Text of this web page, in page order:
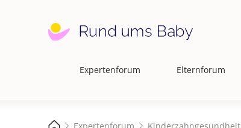
Hauptnavigation
Expertenforum Elternforum
Expertenforum Kinderzahngesundheit